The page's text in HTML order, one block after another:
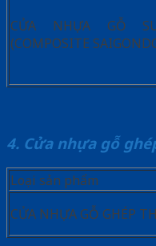
CỬA NHỰA GỖ
(COMPOSITE
4. Cửa nhựa gỗ
Loại sản phẩm
CỬA NHỰA GỖ GHÉP